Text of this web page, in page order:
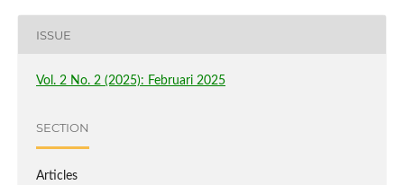
ISSUE
Vol. 2 No. 2 (2025): Februari 2025
SECTION
Articles